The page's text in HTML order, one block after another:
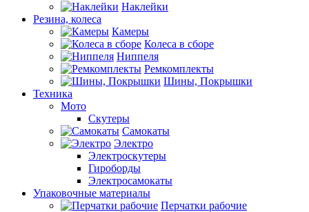
Наклейки
Резина, колеса
Камеры
Колеса в сборе
Ниппеля
Ремкомплекты
Шины, Покрышки
Техника
Мото
Скутеры
Самокаты
Электро
Электроскутеры
Гироборды
Электросамокаты
Упаковочные материалы
Перчатки рабочие